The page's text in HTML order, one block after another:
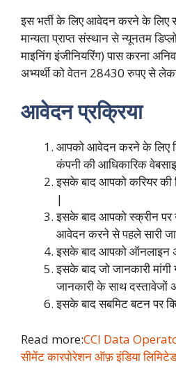
इस भर्ती के लिए आवेदन करने के लिए
मान्यता प्राप्त संस्थान से न्यूनतम
माइनिंग इंजीनियरिंग) पास करना
अभ्यर्थी को वेतन 28430 रुपए से
आवेदन प्रक्रिया
आपको आवेदन करने के लिए
कंपनी की आधिकारिक
इसके बाद आपको करियर की
|
इसके बाद आपको स्क्रीन पर
आवेदन करने से पहले सारी
इसके बाद आपको ऑनलाइन
इसके बाद जो जानकारी
जानकारी के साथ दस्तावेजों
इसके बाद सबमिट बटन पर
Read more:CCI Data
सीमेंट कारपोरेशन ऑफ़ इंडिया